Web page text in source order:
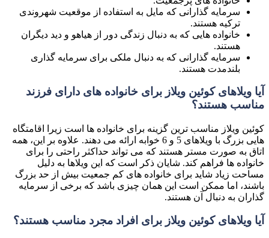
سرمایه گذارانی که مایل به استفاده از موقعیت شهروندی
ترکیه هستند.
خانواده هایی که به دنبال زندگی دور از هیاهو و دید دیگران
هستند.
سرمایه گذارانی که به دنبال ملکی برای سرمایه گذاری
بلندمدت هستند.
آیا ویلاهای کوئین ویلاز برای خانواده های دارای فرزند
مناسب هستند؟
کوئین ویلاز مناسب ترین گزینه برای خانواده ها است زیرا اقامتگاه
هایی بزرگ با ویلاهای 5 و 6 خوابه ارائه می دهند. علاوه بر این، همه
اتاق به صورت مستر هستند که می تواند حداکثر راحتی را برای
خانواده ها فراهم کند. شایان ذکر است که این ویلاها به دلیل
مساحت زیاد شاید برای خانواده های کم جمعیت بیش از حد بزرگ
باشند، اما ممکن است این همان چیزی باشد که برخی از سرمایه
گذاران به دنبال آن هستند.
آیا ویلاهای کوئین ویلاز برای افراد مجرد مناسب هستند؟